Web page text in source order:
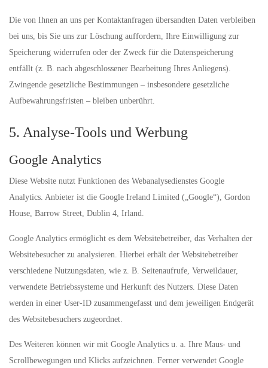
Die von Ihnen an uns per Kontaktanfragen übersandten Daten verbleiben
bei uns, bis Sie uns zur Löschung auffordern, Ihre Einwilligung zur
Speicherung widerrufen oder der Zweck für die Datenspeicherung
entfällt (z. B. nach abgeschlossener Bearbeitung Ihres Anliegens).
Zwingende gesetzliche Bestimmungen – insbesondere gesetzliche
Aufbewahrungsfristen – bleiben unberührt.
5. Analyse-Tools und Werbung
Google Analytics
Diese Website nutzt Funktionen des Webanalysedienstes Google
Analytics. Anbieter ist die Google Ireland Limited („Google“), Gordon
House, Barrow Street, Dublin 4, Irland.
Google Analytics ermöglicht es dem Websitebetreiber, das Verhalten der
Websitebesucher zu analysieren. Hierbei erhält der Websitebetreiber
verschiedene Nutzungsdaten, wie z. B. Seitenaufrufe, Verweildauer,
verwendete Betriebssysteme und Herkunft des Nutzers. Diese Daten
werden in einer User-ID zusammengefasst und dem jeweiligen Endgerät
des Websitebesuchers zugeordnet.
Des Weiteren können wir mit Google Analytics u. a. Ihre Maus- und
Scrollbewegungen und Klicks aufzeichnen. Ferner verwendet Google